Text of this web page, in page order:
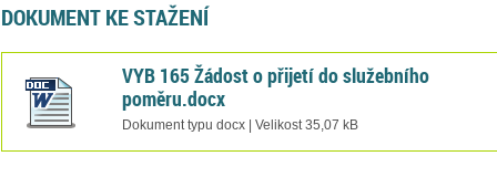
DOKUMENT KE STAŽENÍ
VYB 165 Žádost o přijetí do služebního
poměru.docx
Dokument typu docx | Velikost 35,07 kB